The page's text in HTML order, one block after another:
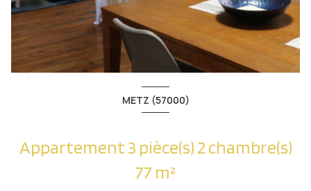
METZ (57000)
Appartement 3 pièce(s) 2 chambre(s)
77 m²